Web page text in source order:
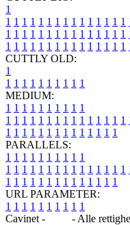
1
1 1 1 1 1 1 1 1 1 1 1 1 1 1 1
1 1 1 1 1 1 1 1 1 1 1 1 1 1 1
1 1 1 1 1 1 1 1 1 1 1 1 1 1 1
CUTTLY OLD:
1
1 1 1 1 1 1 1 1 1 1
MEDIUM:
1 1 1 1 1 1 1 1 1 1
1 1 1 1 1 1 1 1 1 1 1 1 1 1 1
1 1 1 1 1 1 1 1 1 1 1 1 1 1
PARALLELS:
1 1 1 1 1 1 1 1 1 1
1 1 1 1 1 1 1 1 1 1 1 1 1 1 1
1 1 1 1 1 1 1 1 1 1 1 1 1 1
URL PARAMETER:
1 1 1 1 1 1 1 1 1 1
Cavinet -
- Alle